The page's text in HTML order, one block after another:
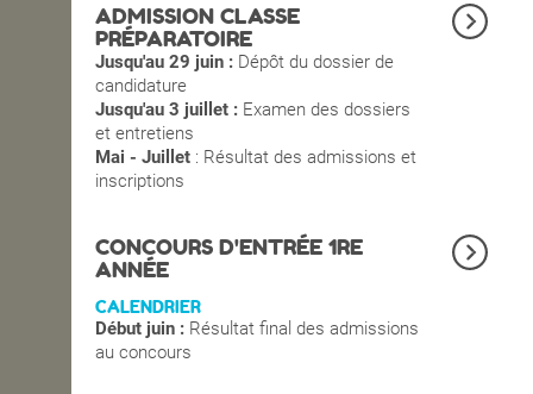
ADMISSION CLASSE
PRÉPARATOIRE
Jusqu'au 29 juin : Dépôt du dossier de
candidature
Jusqu'au 3 juillet : Examen des dossiers
et entretiens
Mai - Juillet : Résultat des admissions et
inscriptions
CONCOURS D'ENTRÉE 1RE
ANNÉE
CALENDRIER
Début juin : Résultat final des admissions
au concours